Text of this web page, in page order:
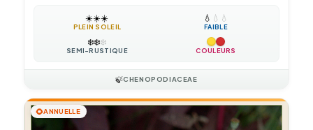
☀️☀️☀️
PLEIN SOLEIL
💧 💧 💧
FAIBLE
❄️❄️❄️
SEMI-RUSTIQUE COULEURS
🍃CHENOPODIACEAE
🌻ANNUELLE